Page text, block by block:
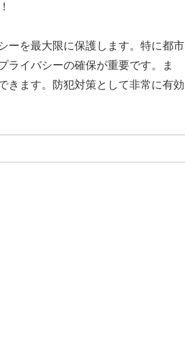
ーを最大限に保護します。特に都市
ライバシーの確保が重要です。ま
きます。防犯対策として非常に有効